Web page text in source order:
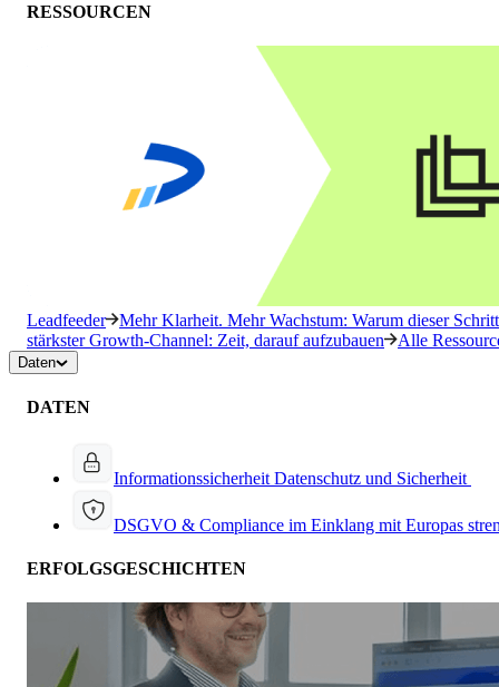
RESSOURCEN
Leadfeeder
Mehr Klarheit. Mehr Wachstum: Warum dieser
stärkster Growth-Channel: Zeit, darauf aufzubauen
Alle
Daten
DATEN
Informationssicherheit Datenschutz und Sicherheit
DSGVO & Compliance im Einklang mit Europas
ERFOLGSGESCHICHTEN